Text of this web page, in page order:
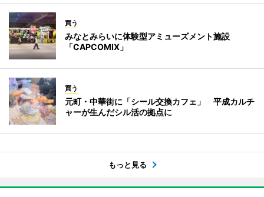
買う
みなとみらいに体験型アミューズメント施設
「CAPCOMIX」
買う
元町・中華街に「シール交換カフェ」 平成カルチ
ャーが生んだシル活の拠点に
もっと見る